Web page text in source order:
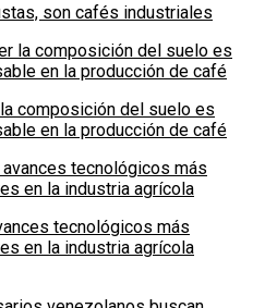
son cafés industriales
composición del suelo es
en la producción de café
tecnológicos más
en la industria agrícola